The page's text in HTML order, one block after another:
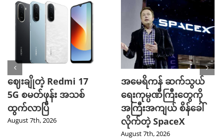
ဈေးချိုတဲ့ Redmi 17
5G စမတ်ဖုန်း အသစ်
ထွက်လာပြီ
August 7th, 2026
အမေရိကန် ဆက်သွယ်
ရေးကုမ္ပဏီကြီးတွေကို
အကြီးအကျယ် စိန်ခေါ်
လိုက်တဲ့ SpaceX
August 7th, 2026